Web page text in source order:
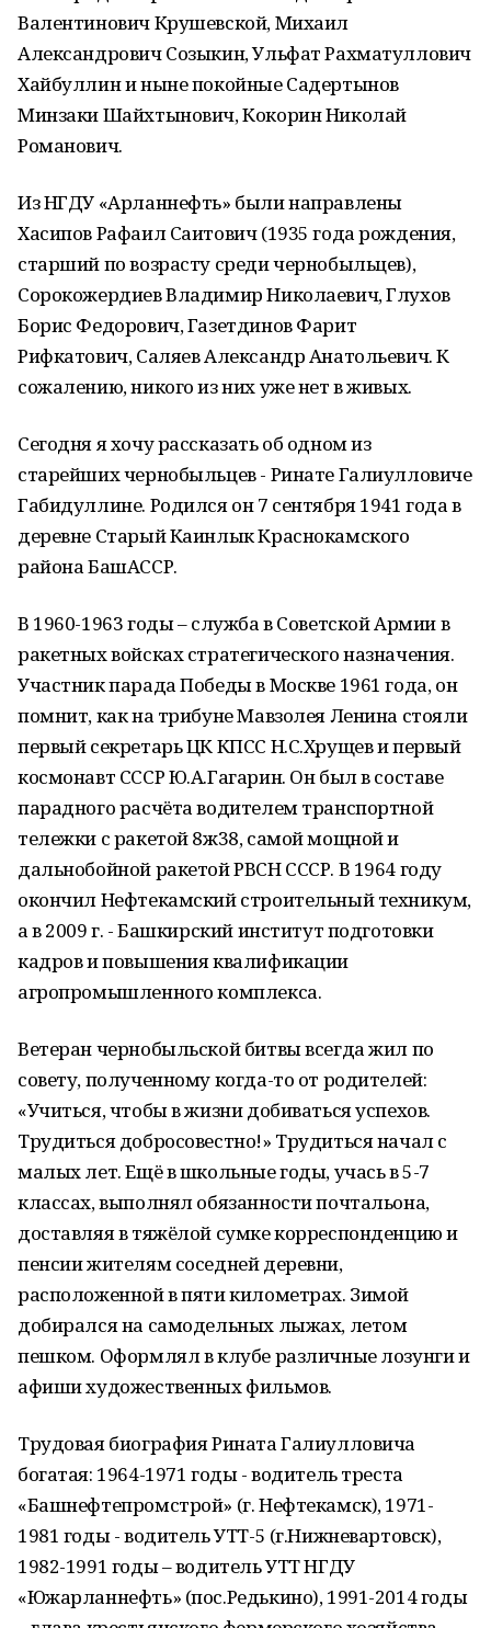
Валентинович Крушевской, Михаил
Александрович Созыкин, Ульфат Рахматуллович
Хайбуллин и ныне покойные Садертынов
Минзаки Шайхтынович, Кокорин Николай
Романович.
Из НГДУ «Арланнефть» были направлены
Хасипов Рафаил Саитович (1935 года рождения,
старший по возрасту среди чернобыльцев),
Сорокожердиев Владимир Николаевич, Глухов
Борис Федорович, Газетдинов Фарит
Рифкатович, Саляев Александр Анатольевич. К
сожалению, никого из них уже нет в живых.
Сегодня я хочу рассказать об одном из
старейших чернобыльцев - Ринате Галиулловиче
Габидуллине. Родился он 7 сентября 1941 года в
деревне Старый Каинлык Краснокамского
района БашАССР.
В 1960-1963 годы – служба в Советской Армии в
ракетных войсках стратегического назначения.
Участник парада Победы в Москве 1961 года, он
помнит, как на трибуне Мавзолея Ленина стояли
первый секретарь ЦК КПСС Н.С.Хрущев и первый
космонавт СССР Ю.А.Гагарин. Он был в составе
парадного расчёта водителем транспортной
тележки с ракетой 8ж38, самой мощной и
дальнобойной ракетой РВСН СССР. В 1964 году
окончил Нефтекамский строительный техникум,
а в 2009 г. - Башкирский институт подготовки
кадров и повышения квалификации
агропромышленного комплекса.
Ветеран чернобыльской битвы всегда жил по
совету, полученному когда-то от родителей:
«Учиться, чтобы в жизни добиваться успехов.
Трудиться добросовестно!» Трудиться начал с
малых лет. Ещё в школьные годы, учась в 5-7
классах, выполнял обязанности почтальона,
доставляя в тяжёлой сумке корреспонденцию и
пенсии жителям соседней деревни,
расположенной в пяти километрах. Зимой
добирался на самодельных лыжах, летом
пешком. Оформлял в клубе различные лозунги и
афиши художественных фильмов.
Трудовая биография Рината Галиулловича
богатая: 1964-1971 годы - водитель треста
«Башнефтепромстрой» (г. Нефтекамск), 1971-
1981 годы - водитель УТТ-5 (г.Нижневартовск),
1982-1991 годы – водитель УТТ НГДУ
«Южарланнефть» (пос.Редькино), 1991-2014 годы